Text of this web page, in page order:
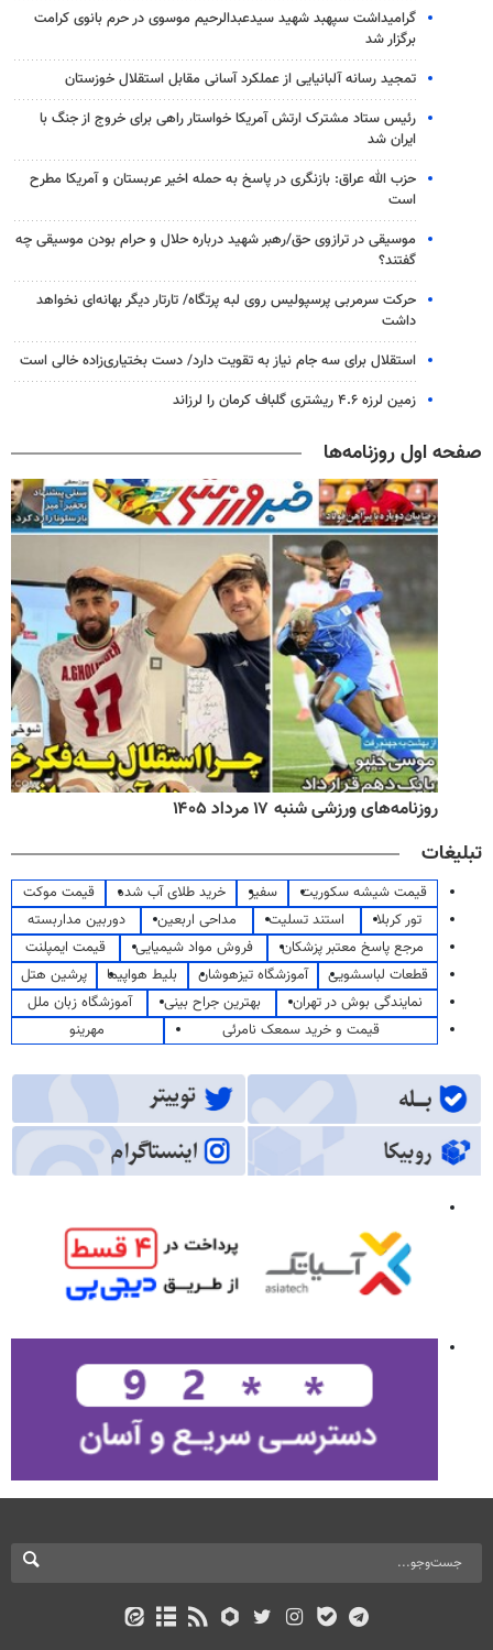
گرامیداشت سپهبد شهید سیدعبدالرحیم موسوی در حرم بانوی کرامت
برگزار شد
تمجید رسانه آلبانیایی از عملکرد آسانی مقابل استقلال خوزستان
رئیس ستاد مشترک ارتش آمریکا خواستار راهی برای خروج از جنگ با
ایران شد
حزب الله عراق: بازنگری در پاسخ به حمله اخیر عربستان و آمریکا مطرح
است
موسیقی در ترازوی حق/رهبر شهید درباره حلال و حرام بودن موسیقی چه
گفتند؟
حرکت سرمربی پرسپولیس روی لبه پرتگاه/ تارتار دیگر بهانه‌ای نخواهد
داشت
استقلال برای سه جام نیاز به تقویت دارد/ دست بختیاری‌زاده خالی است
زمین لرزه ۴.۶ ریشتری گلباف کرمان را لرزاند
صفحه اول روزنامه‌ها
روزنامه‌های ورزشی شنبه ۱۷ مرداد ۱۴۰۵
تبلیغات
قیمت شیشه سکوریت سفیر خرید طلای آب شده
قیمت موکت
تور کربلا
استند تسلیت مداحی اربعین
دوربین مداربسته
مرجع پاسخ معتبر پزشکان
فروش مواد شیمیایی
قیمت ایمپلنت
قطعات لباسشویی
آموزشگاه تیزهوشان بلیط هواپیما
پرشین هتل
نمایندگی بوش در تهران
بهترین جراح بینی
آموزشگاه زبان ملل
قیمت و خرید سمعک نامرئی
مهرینو